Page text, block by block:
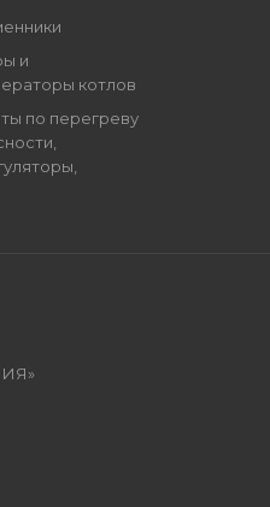
и
котлов
по перегреву